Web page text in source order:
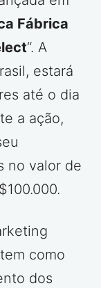
Fábrica
“. A
estará
até o dia
a ação,
no valor de
como
dos